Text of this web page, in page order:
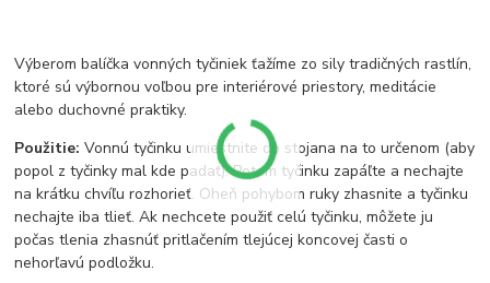
Výberom balíčka vonných tyčiniek ťažíme zo sily tradičných rastlín,
ktoré sú výbornou voľbou pre interiérové ​​priestory, meditácie
alebo duchovné praktiky.
Použitie: Vonnú tyčinku umiestnite do stojana na to určenom (aby
popol z tyčinky mal kde padať). Potom tyčinku zapáľte a nechajte
na krátku chvíľu rozhorieť. Oheň pohybom ruky zhasnite a tyčinku
nechajte iba tlieť. Ak nechcete použiť celú tyčinku, môžete ju
počas tlenia zhasnúť pritlačením tlejúcej koncovej časti o
nehorľavú podložku.